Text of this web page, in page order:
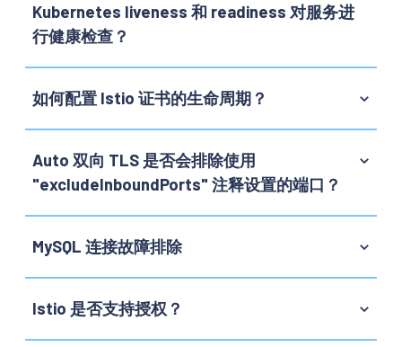
Kubernetes liveness 和 readiness 对服务进
行健康检查？
如何配置 Istio 证书的生命周期？
Auto 双向 TLS 是否会排除使用
"excludeInboundPorts" 注释设置的端口？
MySQL 连接故障排除
Istio 是否支持授权？